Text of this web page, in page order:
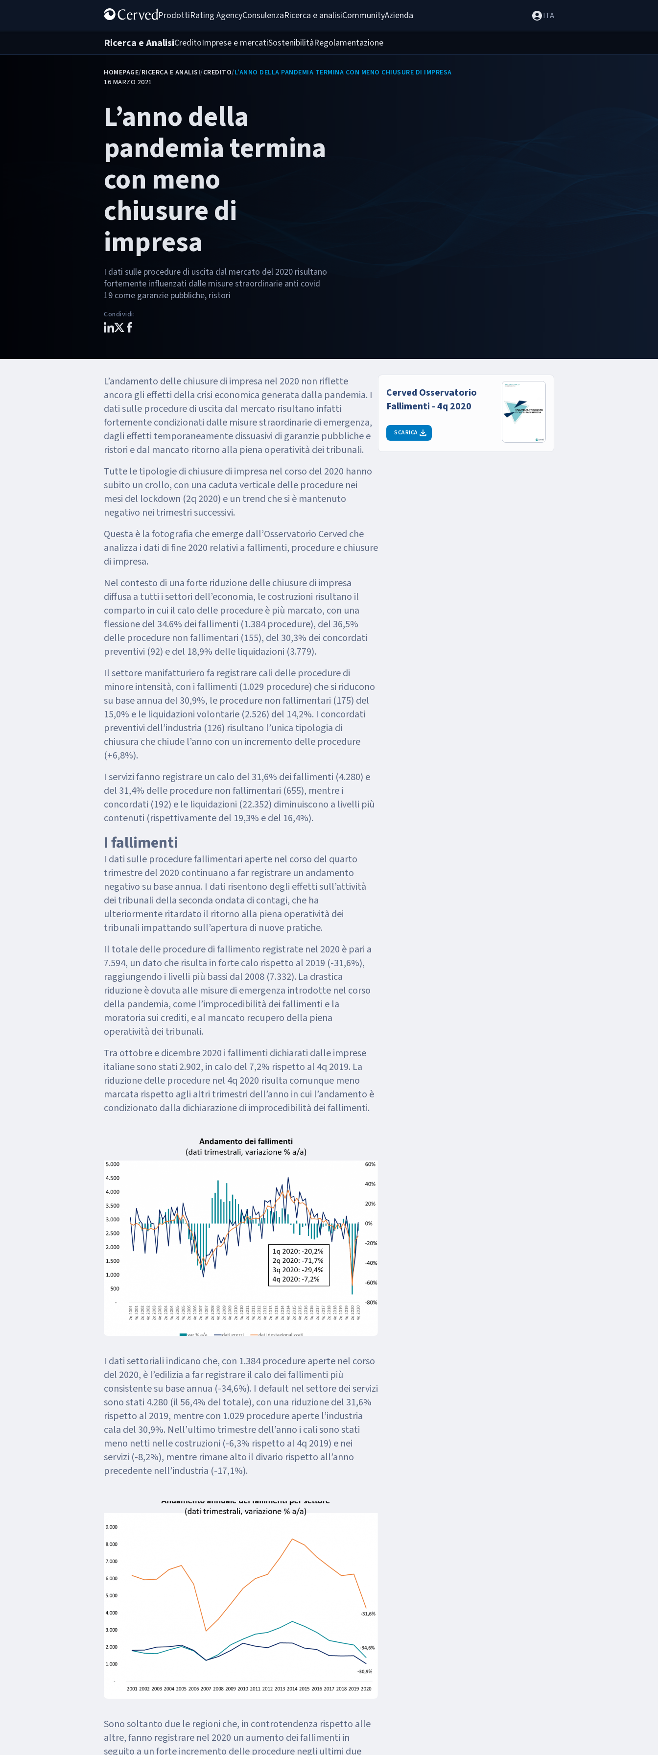
ProdottiRating AgencyConsulenzaRicerca e analisiCommunityAzienda ITA
Ricerca e AnalisiCreditoImprese e mercatiSostenibilitàRegolamentazione
HOMEPAGE/RICERCA E ANALISI/CREDITO/L’ANNO DELLA PANDEMIA TERMINA CON MENO CHIUSURE DI IMPRESA
16 MARZO 2021
L’anno della
pandemia termina
con meno
chiusure di
impresa
I dati sulle procedure di uscita dal mercato del 2020 risultano
fortemente influenzati dalle misure straordinarie anti covid
19 come garanzie pubbliche, ristori
Condividi:
L’andamento delle chiusure di impresa nel 2020 non riflette
ancora gli effetti della crisi economica generata dalla pandemia. I
dati sulle procedure di uscita dal mercato risultano infatti
fortemente condizionati dalle misure straordinarie di emergenza,
dagli effetti temporaneamente dissuasivi di garanzie pubbliche e
ristori e dal mancato ritorno alla piena operatività dei tribunali.
Tutte le tipologie di chiusure di impresa nel corso del 2020 hanno
subito un crollo, con una caduta verticale delle procedure nei
mesi del lockdown (2q 2020) e un trend che si è mantenuto
negativo nei trimestri successivi.
Questa è la fotografia che emerge dall’Osservatorio Cerved che
analizza i dati di fine 2020 relativi a fallimenti, procedure e chiusure
di impresa.
Nel contesto di una forte riduzione delle chiusure di impresa
diffusa a tutti i settori dell’economia, le costruzioni risultano il
comparto in cui il calo delle procedure è più marcato, con una
flessione del 34.6% dei fallimenti (1.384 procedure), del 36,5%
delle procedure non fallimentari (155), del 30,3% dei concordati
preventivi (92) e del 18,9% delle liquidazioni (3.779).
Il settore manifatturiero fa registrare cali delle procedure di
minore intensità, con i fallimenti (1.029 procedure) che si riducono
su base annua del 30,9%, le procedure non fallimentari (175) del
15,0% e le liquidazioni volontarie (2.526) del 14,2%. I concordati
preventivi dell’industria (126) risultano l’unica tipologia di
chiusura che chiude l’anno con un incremento delle procedure
(+6,8%).
I servizi fanno registrare un calo del 31,6% dei fallimenti (4.280) e
del 31,4% delle procedure non fallimentari (655), mentre i
concordati (192) e le liquidazioni (22.352) diminuiscono a livelli più
contenuti (rispettivamente del 19,3% e del 16,4%).
I fallimenti
I dati sulle procedure fallimentari aperte nel corso del quarto
trimestre del 2020 continuano a far registrare un andamento
negativo su base annua. I dati risentono degli effetti sull’attività
dei tribunali della seconda ondata di contagi, che ha
ulteriormente ritardato il ritorno alla piena operatività dei
tribunali impattando sull’apertura di nuove pratiche.
Il totale delle procedure di fallimento registrate nel 2020 è pari a
7.594, un dato che risulta in forte calo rispetto al 2019 (-31,6%),
raggiungendo i livelli più bassi dal 2008 (7.332). La drastica
riduzione è dovuta alle misure di emergenza introdotte nel corso
della pandemia, come l’improcedibilità dei fallimenti e la
moratoria sui crediti, e al mancato recupero della piena
operatività dei tribunali.
Tra ottobre e dicembre 2020 i fallimenti dichiarati dalle imprese
italiane sono stati 2.902, in calo del 7,2% rispetto al 4q 2019. La
riduzione delle procedure nel 4q 2020 risulta comunque meno
marcata rispetto agli altri trimestri dell’anno in cui l’andamento è
condizionato dalla dichiarazione di improcedibilità dei fallimenti.
I dati settoriali indicano che, con 1.384 procedure aperte nel corso
del 2020, è l’edilizia a far registrare il calo dei fallimenti più
consistente su base annua (-34,6%). I default nel settore dei servizi
sono stati 4.280 (il 56,4% del totale), con una riduzione del 31,6%
rispetto al 2019, mentre con 1.029 procedure aperte l’industria
cala del 30,9%. Nell’ultimo trimestre dell’anno i cali sono stati
meno netti nelle costruzioni (-6,3% rispetto al 4q 2019) e nei
servizi (-8,2%), mentre rimane alto il divario rispetto all’anno
precedente nell’industria (-17,1%).
Sono soltanto due le regioni che, in controtendenza rispetto alle
altre, fanno registrare nel 2020 un aumento dei fallimenti in
seguito a un forte incremento delle procedure negli ultimi due
Cerved Osservatorio
Fallimenti - 4q 2020
SCARICA